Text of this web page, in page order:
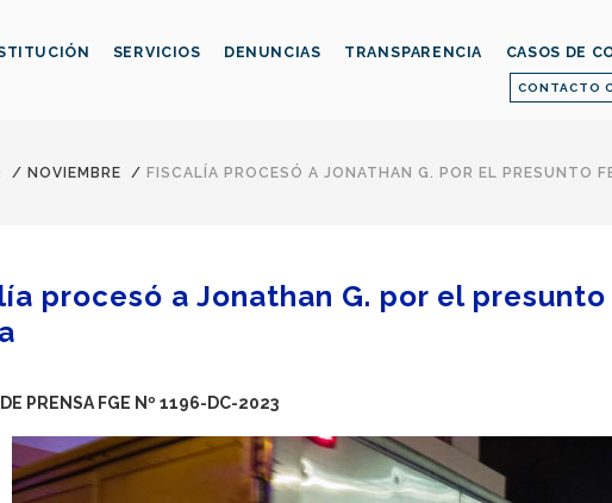
CONTACTO
SERVICIOS DENUNCIAS TRANSPARENCIA CASOS DE
/ NOVIEMBRE / FISCALÍA PROCESÓ A JONATHAN G. POR EL PRESUNTO
procesó a Jonathan G. por el
PRENSA FGE Nº 1196-DC-2023